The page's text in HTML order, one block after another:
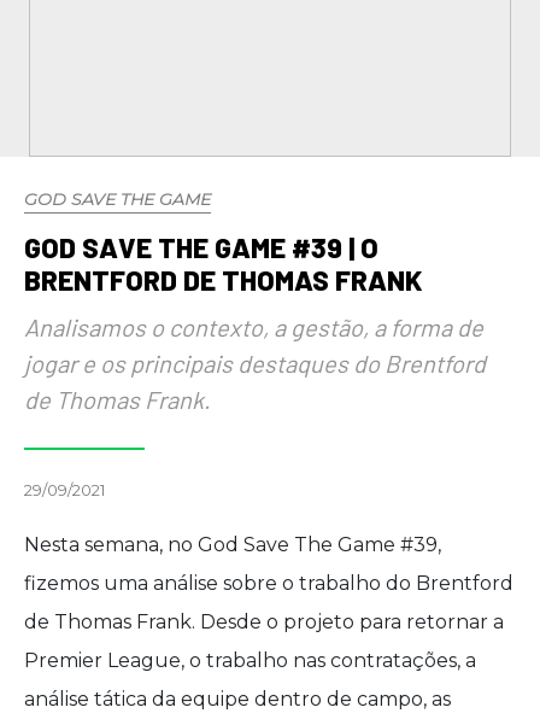
GOD SAVE THE GAME
GOD SAVE THE GAME #39 | O
BRENTFORD DE THOMAS FRANK
Analisamos o contexto, a gestão, a forma de
jogar e os principais destaques do Brentford
de Thomas Frank.
29/09/2021
Nesta semana, no God Save The Game #39,
fizemos uma análise sobre o trabalho do Brentford
de Thomas Frank. Desde o projeto para retornar a
Premier League, o trabalho nas contratações, a
análise tática da equipe dentro de campo, as